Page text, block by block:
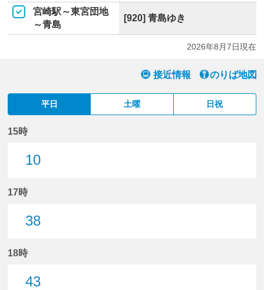
宮崎駅～東宮団地
～青島
[920] 青島ゆき
2026年8月7日現在
接近情報 のりば地図
平日 土曜 日祝
15時
10
17時
38
18時
43